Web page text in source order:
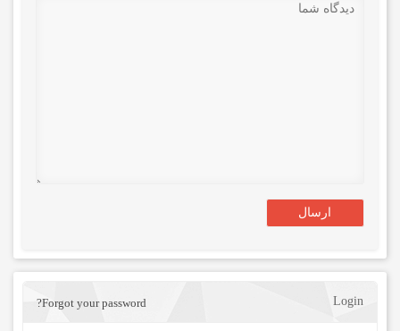
Login
Forgot your password?